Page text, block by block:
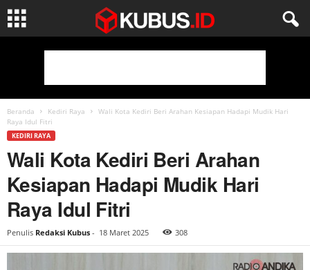
Beranda Kediri Raya
Wali Kota Kediri Beri Arahan Kesiapan Hadapi Mudik Hari
Raya Idul Fitri
KEDIRI RAYA
Wali Kota Kediri Beri Arahan
Kesiapan Hadapi Mudik Hari
Raya Idul Fitri
Penulis Redaksi Kubus - 18 Maret 2025 308